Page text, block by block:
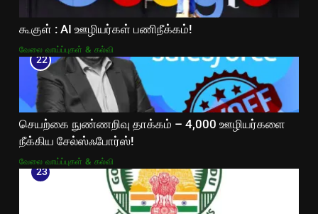
கூகுள் : AI ஊழியர்கள் பணிநீக்கம்!
வேலை வாய்ப்புகள் & கல்வி
22
செயற்கை நுண்ணறிவு தாக்கம் – 4,000 ஊழியர்களை
நீக்கிய சேல்ஸ்ஃபோர்ஸ்!
வேலை வாய்ப்புகள் & கல்வி
23